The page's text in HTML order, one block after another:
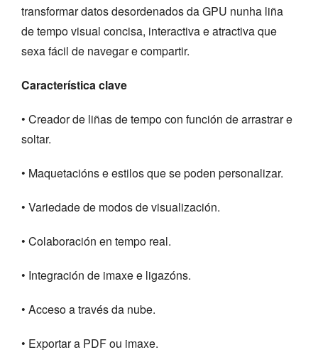
transformar datos desordenados da GPU nunha liña
de tempo visual concisa, interactiva e atractiva que
sexa fácil de navegar e compartir.
Característica clave
• Creador de liñas de tempo con función de arrastrar e
soltar.
• Maquetacións e estilos que se poden personalizar.
• Variedade de modos de visualización.
• Colaboración en tempo real.
• Integración de imaxe e ligazóns.
• Acceso a través da nube.
• Exportar a PDF ou imaxe.